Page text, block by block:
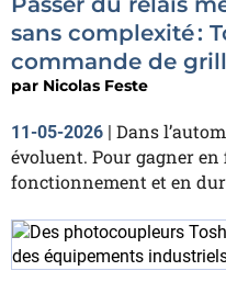
sans complexité :
commande de
par Nicolas Feste
11-05-2026 | Dans
évoluent. Pour gagner
fonctionnement et en